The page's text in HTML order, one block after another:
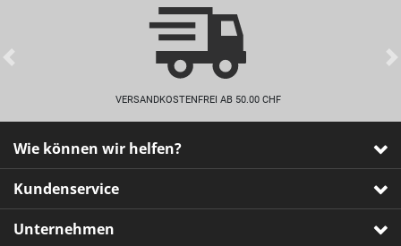
VERSANDKOSTENFREI AB 50.00 CHF
Previous
Wie können wir helfen?
Kundenservice
Unternehmen